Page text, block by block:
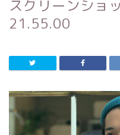
スクリーンシ
21.55.00